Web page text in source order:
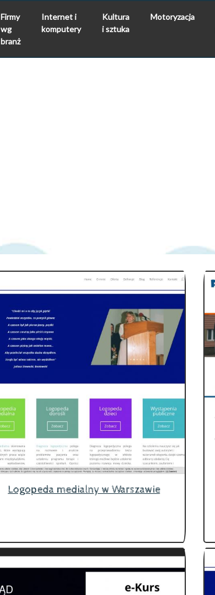
Firmy
wg
branż
Internet i
komputery
Kultura
i sztuka
Motoryzacja
Logopeda medialny w Warszawie